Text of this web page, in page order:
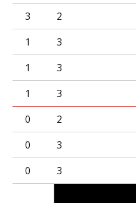
2
3
3
1
3
1
3
1
2
0
3
0
3
0